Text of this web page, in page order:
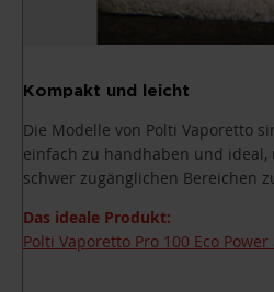
Kompakt und leicht
Die Modelle von Polti Vaporetto
einfach zu handhaben und ideal,
schwer zugänglichen Bereichen
Das ideale Produkt:
Polti Vaporetto Pro 100 Eco Power